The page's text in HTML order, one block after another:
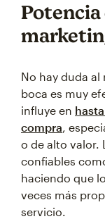
Potencia
No hay duda
boca es muy
influye en
compra,
o de alto valor.
confiables
haciendo que
veces más
servicio.